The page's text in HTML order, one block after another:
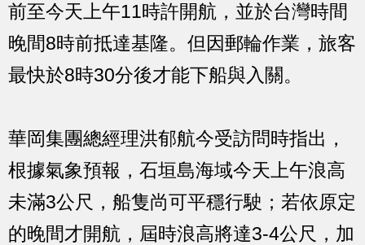
前至今天上午11時許開航，並於台灣時間
晚間8時前抵達基隆。但因郵輪作業，旅客
最快於8時30分後才能下船與入關。
華岡集團總經理洪郁航今受訪問時指出，
根據氣象預報，石垣島海域今天上午浪高
未滿3公尺，船隻尚可平穩行駛；若依原定
的晚間才開航，屆時浪高將達3-4公尺，加